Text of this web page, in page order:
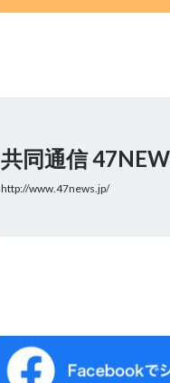
共同通信
http://www.47news.jp/